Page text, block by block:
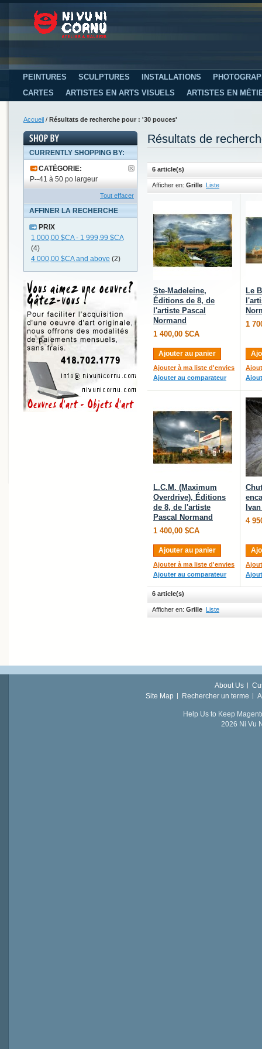
PEINTURES SCULPTURES INSTALLATIONS
CARTES
ARTISTES EN ARTS VISUELS ARTISTES EN
Accueil / Résultats de recherche pour : '30 pouces'
Résultats de
6 article(s)
Afficher en: Grille Liste
Ste-Madeleine,
Éditions de 8, de
l'artiste Pascal
Normand
1 400,00 $CA
Ajouter au panier
Ajouter à ma liste d'envies
Ajouter au comparateur
Le
1
L.C.M. (Maximum
Overdrive), Éditions
de 8, de l'artiste
Pascal Normand
1 400,00 $CA
Ajouter au panier
Ajouter à ma liste d'envies
Ajouter au comparateur
4
6 article(s)
Afficher en: Grille Liste
CURRENTLY SHOPPING BY:
CATÉGORIE:
P--41 à 50 po largeur
Tout effacer
AFFINER LA RECHERCHE
PRIX
1 000,00 $CA- 1 999,99 $CA
(4)
4 000,00 $CAand above (2)
About Us
Site Map
Rechercher un terme
Help Us to Keep
2026 Ni Vu